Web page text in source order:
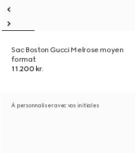
Sac Boston Gucci Melrose moyen
format
11.200 kr.
À personnaliser avec vos initiales